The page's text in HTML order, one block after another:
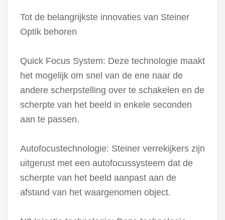
Tot de belangrijkste innovaties van Steiner
Optik behoren
Quick Focus System: Deze technologie maakt
het mogelijk om snel van de ene naar de
andere scherpstelling over te schakelen en de
scherpte van het beeld in enkele seconden
aan te passen.
Autofocustechnologie: Steiner verrekijkers zijn
uitgerust met een autofocussysteem dat de
scherpte van het beeld aanpast aan de
afstand van het waargenomen object.